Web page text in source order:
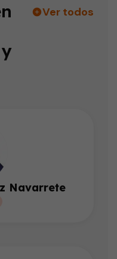
Ver todos
Navarrete